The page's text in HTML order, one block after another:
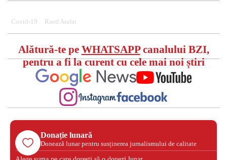
Covid-19 Raed Arafat
Alătură-te pe WHATSAPPcanalului BZI,
pentru a fi la curent cu cele mai noi știri
Donație lunară
Donează lunar pentru susținerea jurnalismului de calitate